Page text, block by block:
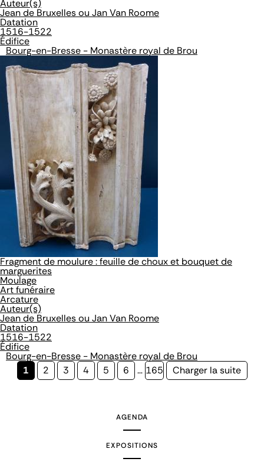
Auteur(s)
Jean de Bruxelles ou Jan Van Roome
Datation
1516-1522
Édifice
Bourg-en-Bresse - Monastère royal de Brou
Fragment de moulure : feuille de choux et bouquet de
marguerites
Moulage
Art funéraire
Arcature
Auteur(s)
Jean de Bruxelles ou Jan Van Roome
Datation
1516-1522
Édifice
Bourg-en-Bresse - Monastère royal de Brou
Page
1 Page
2 Page
3 Page
4 Page
5 Page
6 … Page
165
Page
Charger la suite
AGENDA
EXPOSITIONS